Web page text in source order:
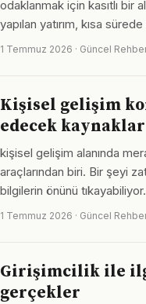
odaklanmak için kasıtlı bir
yapılan yatırım, kısa
1 Temmuz 2026 · Güncel
Kişisel gelişim
edecek kaynaklar
kişisel gelişim alanında
araçlarından biri. Bir şeyi
bilgilerin önünü tıkayabiliyor.
1 Temmuz 2026 · Güncel
Girişimcilik ile
gerçekler